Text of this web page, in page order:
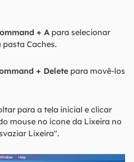
+ Apara selecionar
Caches.
+ Deletepara movê-los
para a tela inicial e clicar
mouse no ícone da Lixeira no
Lixeira".